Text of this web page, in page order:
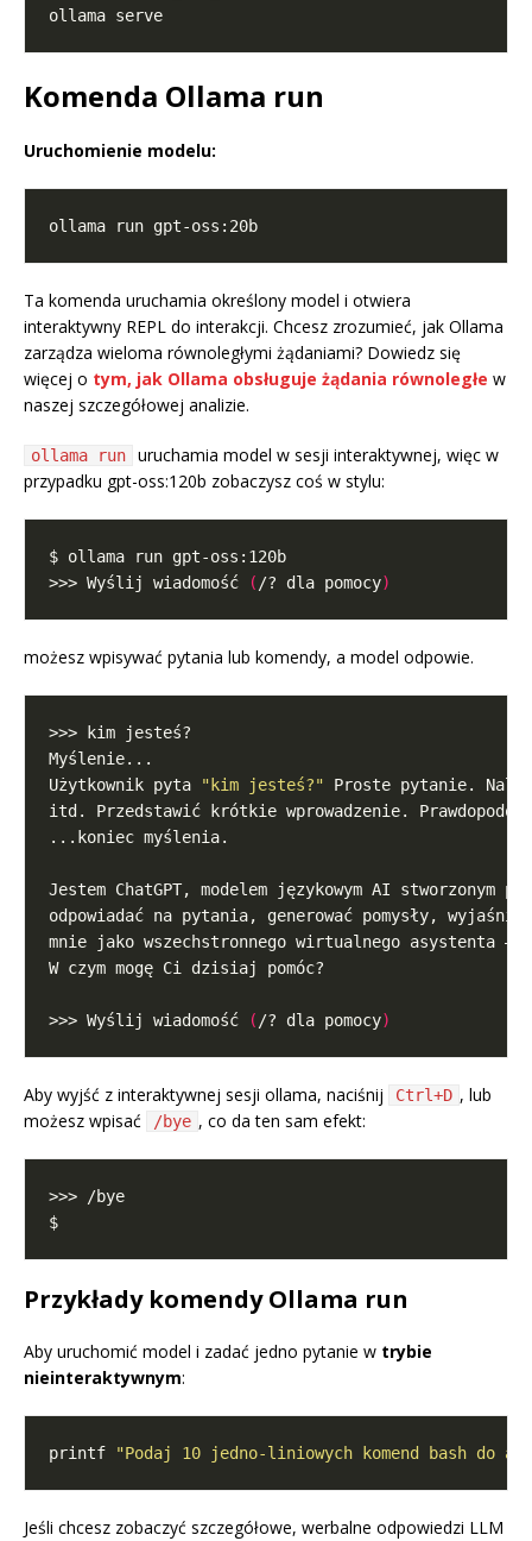
Komenda Ollama run
Uruchomienie modelu:
Ta komenda uruchamia określony model i otwiera
interaktywny REPL do interakcji. Chcesz zrozumieć, jak Ollama
zarządza wieloma równoległymi żądaniami? Dowiedz się
więcej o tym, jak Ollama obsługuje żądania równoległe w
naszej szczegółowej analizie.
ollama run
uruchamia model w sesji interaktywnej, więc w
przypadku gpt-oss:120b zobaczysz coś w stylu:
>>> Wyślij wiadomość
( /? dla pomocy)
możesz wpisywać pytania lub komendy, a model odpowie.
Użytkownik pyta
"kim jesteś?"
>>> Wyślij wiadomość ( /? dla pomocy)
Aby wyjść z interaktywnej sesji ollama, naciśnij Ctrl+D , lub
możesz wpisać
/bye , co da ten sam efekt:
Przykłady komendy Ollama run
Aby uruchomić model i zadać jedno pytanie w trybie
nieinteraktywnym:
printf "Podaj 10 jedno-liniowych komend bash do
Jeśli chcesz zobaczyć szczegółowe, werbalne odpowiedzi LLM